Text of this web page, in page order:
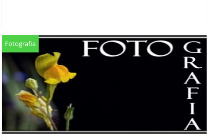
Fotografia